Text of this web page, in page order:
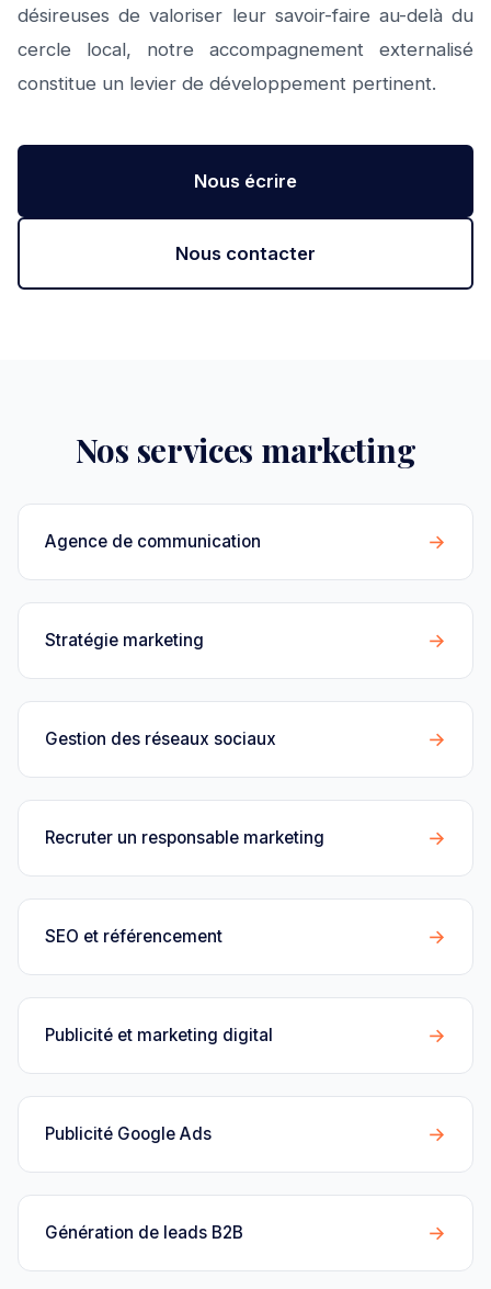
désireuses de valoriser leur savoir-faire au-delà du
cercle local, notre accompagnement externalisé
constitue un levier de développement pertinent.
Nous écrire
Nous contacter
Nos services marketing
Agence de communication →
Stratégie marketing →
Gestion des réseaux sociaux →
Recruter un responsable marketing →
SEO et référencement →
Publicité et marketing digital →
Publicité Google Ads →
Génération de leads B2B →